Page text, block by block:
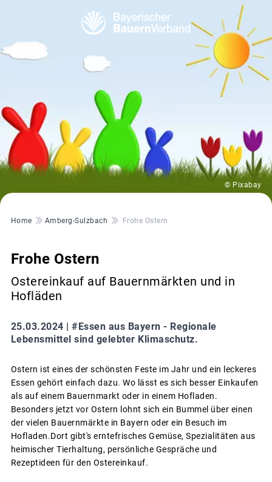
© Pixabay
Pfadnavigation
Home Amberg-Sulzbach Frohe Ostern
Frohe Ostern
Ostereinkauf auf Bauernmärkten und in
Hofläden
25.03.2024 | #Essen aus Bayern - Regionale
Lebensmittel sind gelebter Klimaschutz.
Ostern ist eines der schönsten Feste im Jahr und ein leckeres
Essen gehört einfach dazu. Wo lässt es sich besser Einkaufen
als auf einem Bauernmarkt oder in einem Hofladen.
Besonders jetzt vor Ostern lohnt sich ein Bummel über einen
der vielen Bauernmärkte in Bayern oder ein Besuch im
Hofladen.Dort gibt's erntefrisches Gemüse, Spezialitäten aus
heimischer Tierhaltung, persönliche Gespräche und
Rezeptideen für den Ostereinkauf.